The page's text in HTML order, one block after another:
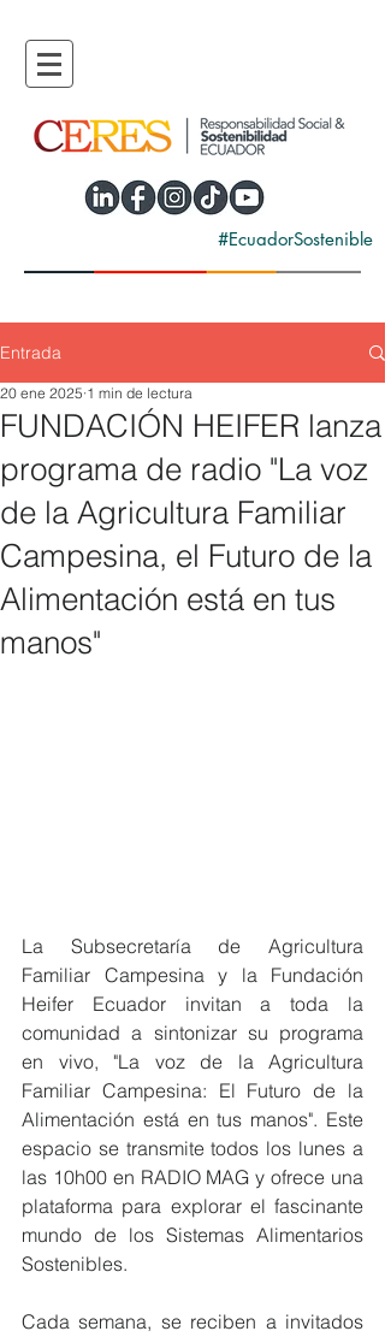
#EcuadorSostenible
Entrada
FUNDACIÓN HEIFER lanza
programa de radio "La voz
de la Agricultura Familiar
Campesina, el Futuro de la
Alimentación está en tus
manos"
20 ene 2025 1 min de lectura
La Subsecretaría de Agricultura
Familiar Campesina y la Fundación
Heifer Ecuador invitan a toda la
comunidad a sintonizar su programa
en vivo, "La voz de la Agricultura
Familiar Campesina: El Futuro de la
Alimentación está en tus manos". Este
espacio se transmite todos los lunes a
las 10h00 en RADIO MAG y ofrece una
plataforma para explorar el fascinante
mundo de los Sistemas Alimentarios
Sostenibles.
Cada semana, se reciben a invitados